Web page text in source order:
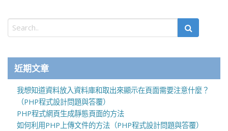
近期文章
我想知道資料放入資料庫和取出來顯示在頁面需要注意什麼？
（PHP程式設計問題與答覆）
PHP程式網頁生成靜態頁面的方法
如何利用PHP上傳文件的方法（PHP程式設計問題與答覆）